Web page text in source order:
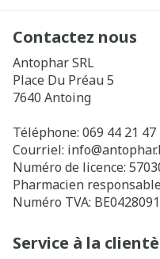
Contactez nous
Antophar SRL
Place Du Préau 5
7640 Antoing
Téléphone: 069 44 21 47
Courriel: info@
Numéro de licence:
Pharmacien
Numéro TVA:
Service à la